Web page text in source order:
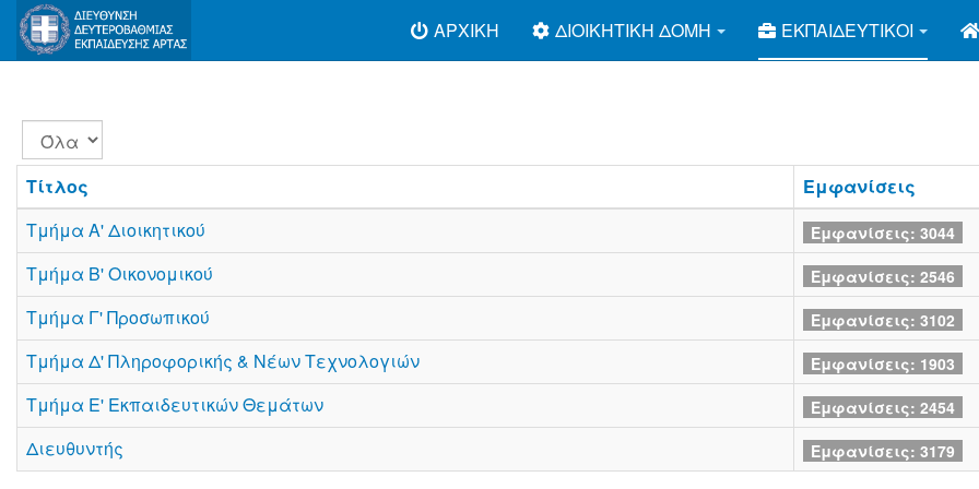
ΑΡΧΙΚΉ ΔΙΟΙΚΗΤΙΚΉ ΔΟΜΉ ΕΚΠΑΙΔΕΥΤΙΚΟΊ
Εμφάνιση
#
Τίτλος
Εμφανίσεις
Τμήμα Α' Διοικητικού
Εμφανίσεις: 3044
Τμήμα B' Οικονομικού Εμφανίσεις: 2546
Τμήμα Γ' Προσωπικού Εμφανίσεις: 3102
Τμήμα Δ' Πληροφορικής & Νέων Τεχνολογιών Εμφανίσεις: 1903
Τμήμα Ε' Εκπαιδευτικών Θεμάτων Εμφανίσεις: 2454
Διευθυντής Εμφανίσεις: 3179